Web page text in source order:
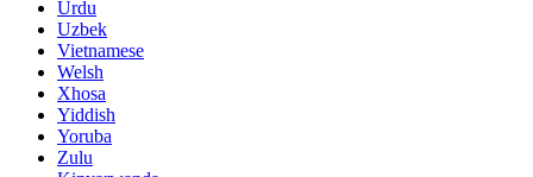
Urdu
Uzbek
Vietnamese
Welsh
Xhosa
Yiddish
Yoruba
Zulu